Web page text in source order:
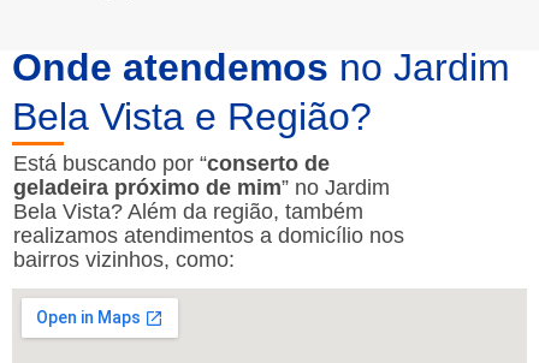
Onde atendemos no Jardim
Bela Vista e Região?
Está buscando por “conserto de
geladeira próximo de mim” no Jardim
Bela Vista? Além da região, também
realizamos atendimentos a domicílio nos
bairros vizinhos, como: